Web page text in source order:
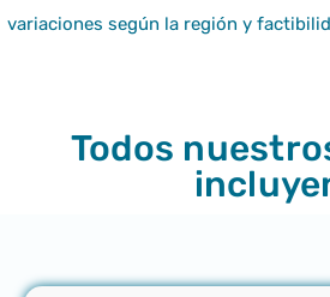
variaciones según la región y
Todos